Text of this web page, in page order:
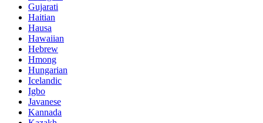
Gujarati
Haitian
Hausa
Hawaiian
Hebrew
Hmong
Hungarian
Icelandic
Igbo
Javanese
Kannada